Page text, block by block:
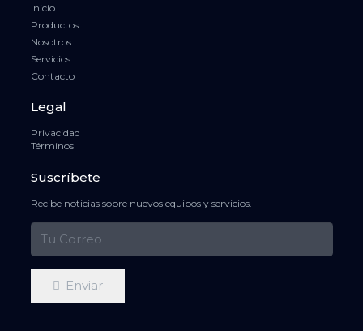
Inicio
Productos
Nosotros
Servicios
Contacto
Legal
Privacidad
Términos
Suscríbete
Recibe noticias sobre nuevos equipos y servicios.
Enviar